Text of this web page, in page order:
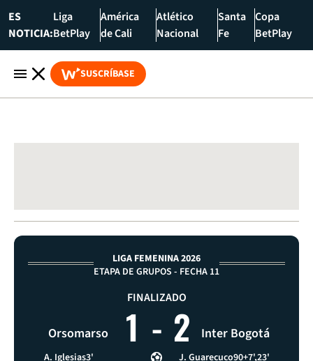
ES
NOTICIA:
Liga
BetPlay
América
de Cali
Atlético
Nacional
Santa
Fe
Copa
BetPlay
SUSCRÍBASE
LIGA FEMENINA 2026
ETAPA DE GRUPOS - FECHA 11
Orsomarso
FINALIZADO
1 - 2 Inter Bogotá
A. Iglesias3' J. Guarecuco90+7' 23'